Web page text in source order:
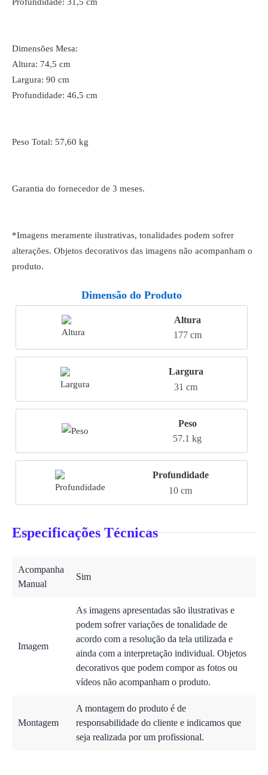
Dimensões Mesa:
Altura: 74,5 cm
Largura: 90 cm
Profundidade: 46,5 cm
Peso Total: 57,60 kg
Garantia do fornecedor de 3 meses.
*Imagens meramente ilustrativas, tonalidades podem sofrer
alterações. Objetos decorativos das imagens não acompanham o
produto.
Dimensão do Produto
Altura
177 cm
Largura
31 cm
Peso
57.1 kg
Profundidade
10 cm
Especificações Técnicas
Acompanha
Manual
Sim
Imagem
As imagens apresentadas são ilustrativas e
podem sofrer variações de tonalidade de
acordo com a resolução da tela utilizada e
ainda com a interpretação individual. Objetos
decorativos que podem compor as fotos ou
vídeos não acompanham o produto.
Montagem
A montagem do produto é de
responsabilidade do cliente e indicamos que
seja realizada por um profissional.